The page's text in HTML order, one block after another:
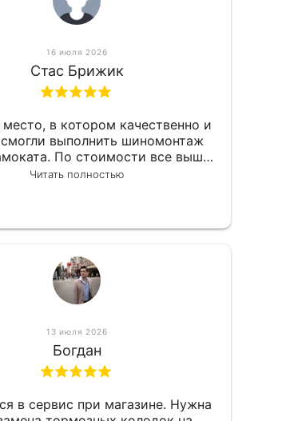
16 июля 2026
Стас Брижик
в котором качественно и
выполнить шиномонтаж
По стоимости все вышло
хочу сказать. Так что
Читать полностью
13 июля 2026
Богдан
в сервис при магазине. Нужна